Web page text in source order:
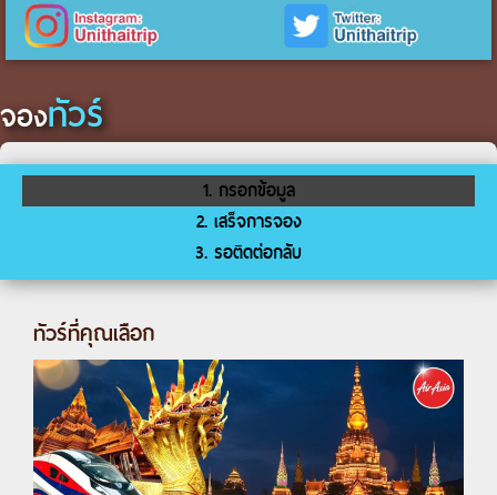
จองทัวร์
1. กรอกข้อมูล
2. เสร็จการจอง
3. รอติดต่อกลับ
ทัวร์ที่คุณเลือก